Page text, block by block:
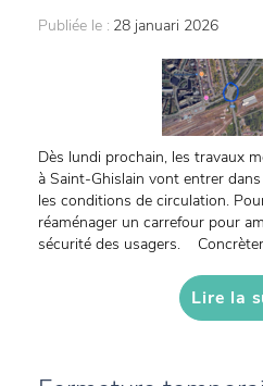
Publiée le : 28 januari 2026
Dès lundi prochain, les travaux
à Saint-Ghislain vont entrer
les conditions de circulation.
réaménager un carrefour pour
sécurité des usagers.
Lire la